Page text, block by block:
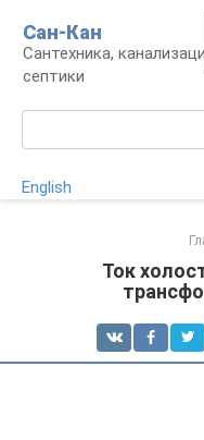
контенту
Сан-Кан
Сантехника,
септики
English
Ток